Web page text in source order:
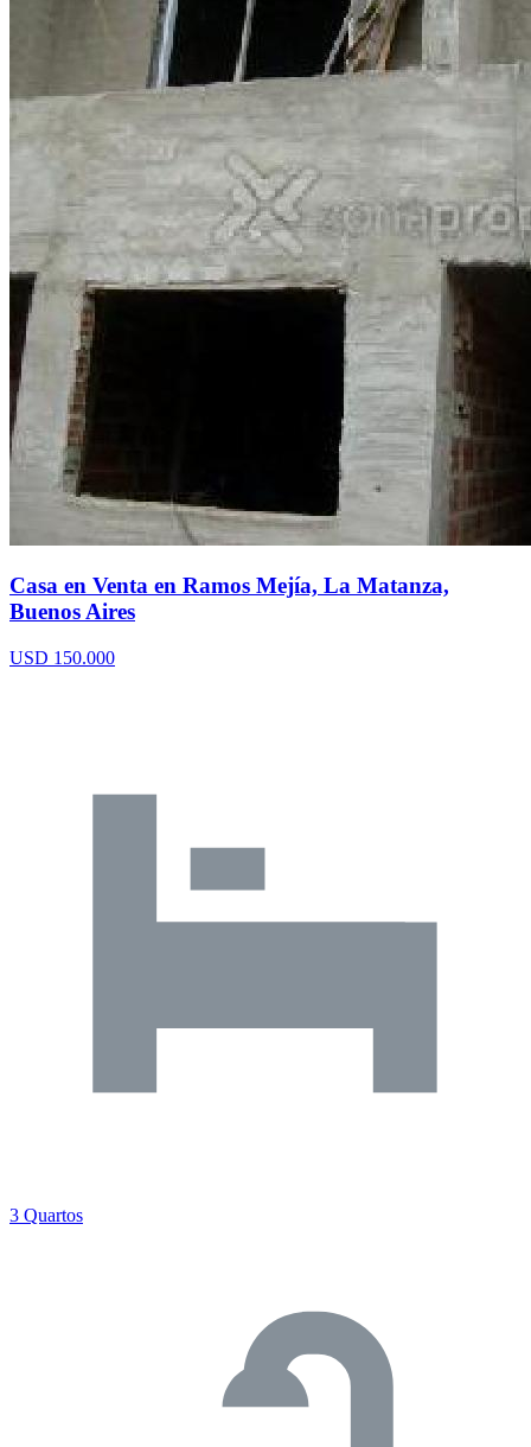
Casa en Venta en Ramos Mejía, La Matanza,
Buenos Aires
USD 150.000
3 Quartos